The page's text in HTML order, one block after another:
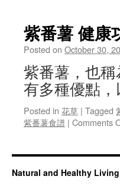
紫番薯 健康
Posted on October 30,
紫番薯，也
有多種優點
Posted in 花草 | Tagged
紫番薯食譜 | Comments
Natural and Healthy Living